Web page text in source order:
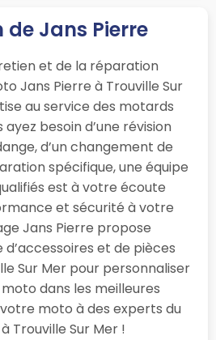
Jans Pierre
et de la réparation
Jans Pierre à Trouville Sur
au service des motards
besoin d’une révision
d’un changement de
spécifique, une équipe
est à votre écoute
et sécurité à votre
Jans Pierre propose
et de pièces
Sur Mer pour personnaliser
dans les meilleures
moto à des experts du
Trouville Sur Mer !